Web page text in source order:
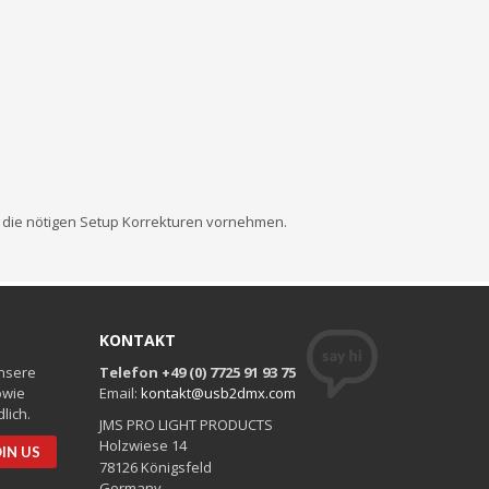
nötigen Setup Korrekturen vornehmen.
KONTAKT
Telefon +49 (0) 7725 91 93 75
Email: kontakt@usb2dmx.com
JMS PRO LIGHT PRODUCTS
Holzwiese 14
78126 Königsfeld